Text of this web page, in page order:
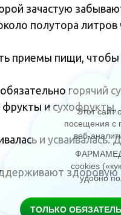
зачастую
полутора литров
приемы пищи, чтобы
горячий
и сухофрукты,
и усваивалась.
здоровую
Этот сайт
посещения с
веб-
ФАРМАМЕД
cookies
удобно
ТОЛЬКО